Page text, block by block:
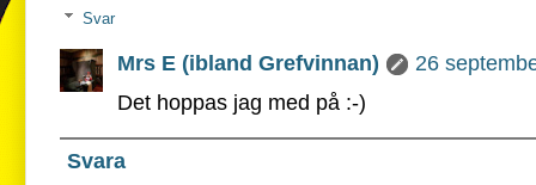
Svar
Mrs E (ibland Grefvinnan)
26
Det hoppas jag med på :-)
Svara